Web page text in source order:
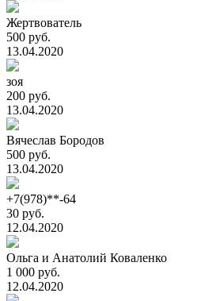
Жертвователь
500 руб.
13.04.2020
зоя
200 руб.
13.04.2020
Вячеслав Бородов
500 руб.
13.04.2020
+7(978)**-64
30 руб.
12.04.2020
Ольга и Анатолий Коваленко
1 000 руб.
12.04.2020